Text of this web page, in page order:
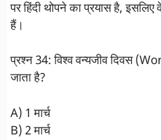
पर हिंदी थोपने का प्रयास है, इसलिए
हैं।
प्रश्न 34: विश्व वन्यजीव दिवस
जाता है?
A) 1 मार्च
B) 2 मार्च